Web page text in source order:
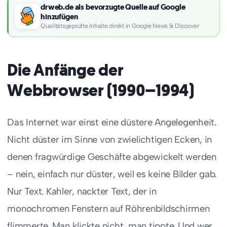
drweb.de als bevorzugte Quelle auf Google
hinzufügen
Qualitätsgeprüfte Inhalte direkt in Google News & Discover
Die Anfänge der
Webbrowser (1990–1994)
Das Internet war einst eine düstere Angelegenheit.
Nicht düster im Sinne von zwielichtigen Ecken, in
denen fragwürdige Geschäfte abgewickelt werden
– nein, einfach nur düster, weil es keine Bilder gab.
Nur Text. Kahler, nackter Text, der in
monochromen Fenstern auf Röhrenbildschirmen